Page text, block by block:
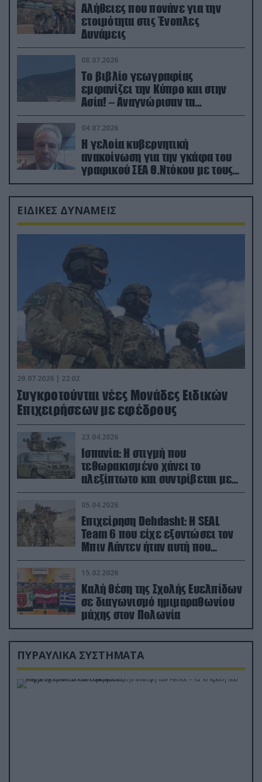
Αλήθειες που πονάνε για την
ετοιμότητα στις Ένοπλες
Δυνάμεις
08.07.2026
Το βιβλίο γεωγραφίας
εμφανίζει την Κύπρο και στην
Ασία! – Αναγνώρισαν τα
κατεχόμενα; (φωτο)
04.07.2026
Η γελοία κυβερνητική
ανακοίνωση για την γκάφα του
γραφικού ΣΕΑ Θ.Ντόκου με τους
Ρώσους φαρσέρ
ΕΙΔΙΚΕΣ ΔΥΝΑΜΕΙΣ
29.07.2026 | 22:02
Συγκροτούνται νέες Μονάδες Ειδικών
Επιχειρήσεων με εφέδρους
23.04.2026
Ισπανία: Η στιγμή που
τεθωρακισμένο χάνει το
αλεξίπτωτο και συντρίβεται με
ορμή στο έδαφος (βίντεο)
05.04.2026
Επιχείρηση Dehdasht: Η SEAL
Team 6 που είχε εξοντώσει τον
Μπιν Λάντεν ήταν αυτή που
διέσωσε τον πιλότο του F-15
15.02.2026
Καλή θέση της Σχολής Ευελπίδων
σε διαγωνισμό ημιμαραθωνίου
μάχης στον Πολωνία
ΠΥΡΑΥΛΙΚΑ ΣΥΣΤΗΜΑΤΑ